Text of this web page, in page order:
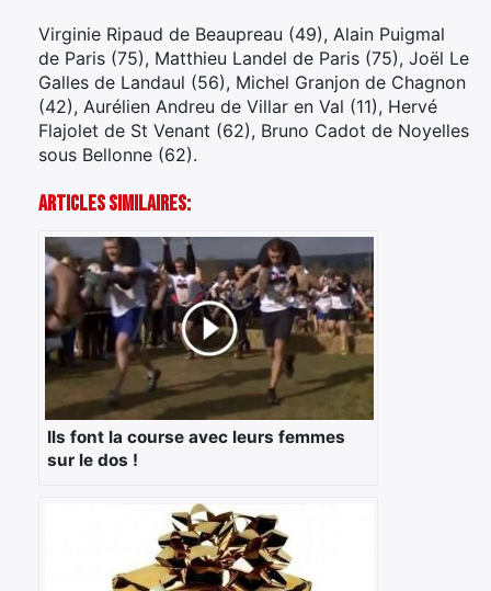
Virginie Ripaud de Beaupreau (49), Alain Puigmal
de Paris (75), Matthieu Landel de Paris (75), Joël Le
Galles de Landaul (56), Michel Granjon de Chagnon
(42), Aurélien Andreu de Villar en Val (11), Hervé
Flajolet de St Venant (62), Bruno Cadot de Noyelles
sous Bellonne (62).
Articles Similaires:
Ils font la course avec leurs femmes
sur le dos !